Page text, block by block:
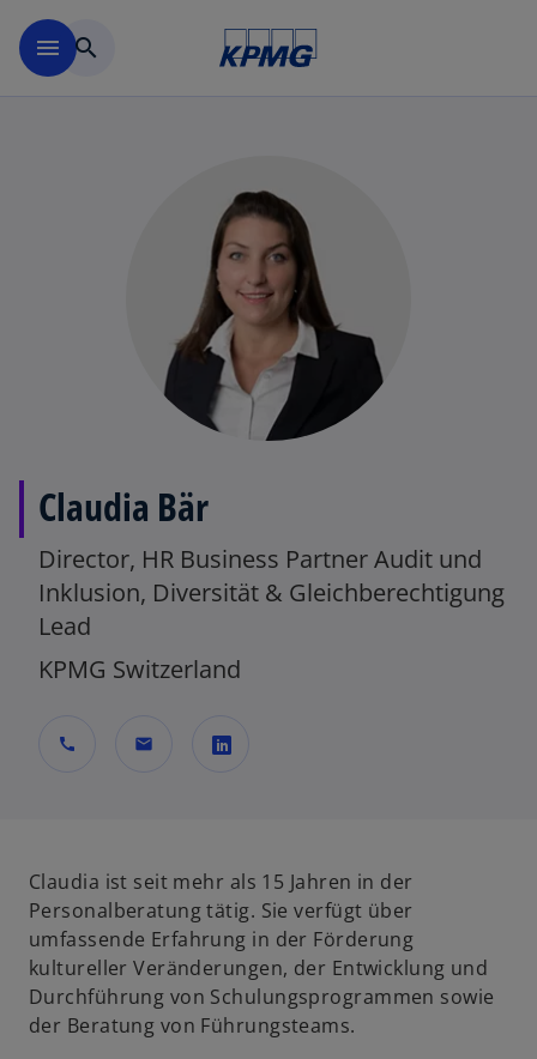
menu search
Claudia Bär
Director, HR Business Partner Audit und
Inklusion, Diversität & Gleichberechtigung
Lead
KPMG Switzerland
call mail
d
i
n
e
i
n
Claudia ist seit mehr als 15 Jahren in der
Personalberatung tätig. Sie verfügt über
umfassende Erfahrung in der Förderung
kultureller Veränderungen, der Entwicklung und
Durchführung von Schulungsprogrammen sowie
der Beratung von Führungsteams.